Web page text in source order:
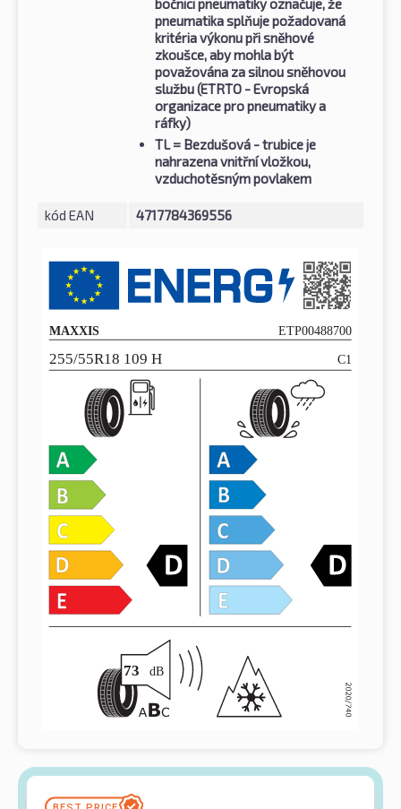
bočnici pneumatiky označuje, že
pneumatika splňuje požadovaná
kritéria výkonu při sněhové
zkoušce, aby mohla být
považována za silnou sněhovou
službu (ETRTO - Evropská
organizace pro pneumatiky a
ráfky)
TL= Bezdušová - trubice je
nahrazena vnitřní vložkou,
vzduchotěsným povlakem
kód EAN 4717784369556